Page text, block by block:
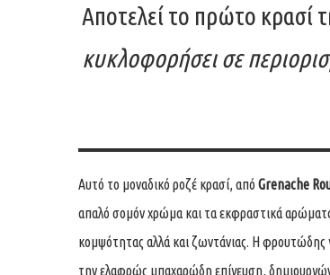
Αποτελεί το πρώτο κρασί
κυκλοφορήσει σε
Αυτό το μοναδικό ροζέ κρασί, από Grenache
απαλό σομόν χρώμα και τα εκφραστικά
κομψότητας αλλά και ζωντάνιας. H φρουτώδης
την ελαφρώς μπαχαρώδη επίγευση,